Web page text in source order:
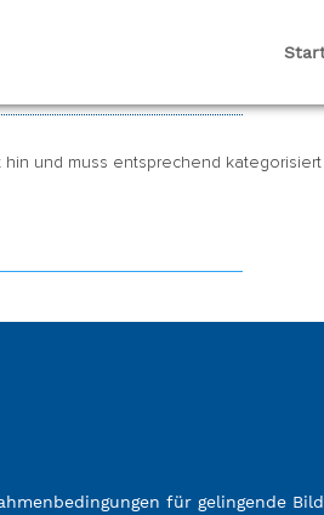
und muss entsprechend kategorisiert
für gelingende